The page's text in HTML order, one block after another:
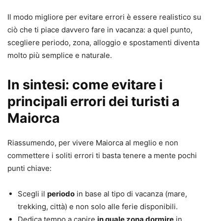
Il modo migliore per evitare errori è essere realistico su
ciò che ti piace davvero fare in vacanza: a quel punto,
scegliere periodo, zona, alloggio e spostamenti diventa
molto più semplice e naturale.
In sintesi: come evitare i
principali errori dei turisti a
Maiorca
Riassumendo, per vivere Maiorca al meglio e non
commettere i soliti errori ti basta tenere a mente pochi
punti chiave:
Scegli il periodo in base al tipo di vacanza (mare,
trekking, città) e non solo alle ferie disponibili.